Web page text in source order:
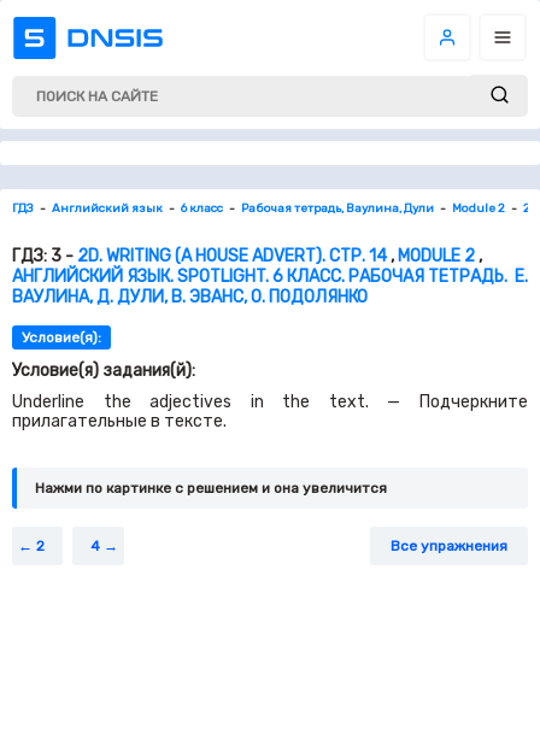
ГДЗ Английский язык 6 класс Рабочая тетрадь, Ваулина, Дули Module 2
ГДЗ: 3 - 2D. WRITING (A HOUSE ADVERT). СТР. 14, MODULE 2,
АНГЛИЙСКИЙ ЯЗЫК. SPOTLIGHT. 6 КЛАСС. РАБОЧАЯ ТЕТРАДЬ. Е.
ВАУЛИНА, Д. ДУЛИ, В. ЭВАНС, О. ПОДОЛЯНКО
Условие(я):
Условие(я) задания(й):
Underline the adjectives in the text. — Подчеркните
прилагательные в тексте.
Нажми по картинке c решением и она увеличится
2 4 Все упражнения